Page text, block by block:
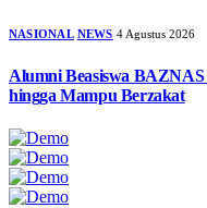
NASIONAL NEWS 4 Agustus 2026
Alumni Beasiswa
hingga Mampu Berzakat